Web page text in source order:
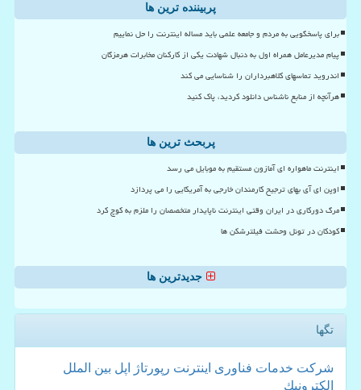
پربیننده ترین ها
برای پاسخگویی به مردم و جامعه علمی باید مساله اینترنت را حل نماییم
پیام مدیرعامل همراه اول به دنبال شهادت یکی از کارکنان مخابرات هرمزگان
اندروید تماسهای کلاهبرداران را شناسایی می کند
هرآنچه از منابع ناشناس دانلود کردید، پاک کنید
پربحث ترین ها
اینترنت ماهواره ای آمازون مستقیم به موبایل می رسد
اوپن ای آی بهای ترجیح کارمندان خارجی به آمریکایی را می پردازد
مرگ دورکاری در ایران وقتی اینترنت ناپایدار متخصصان را ملزم به کوچ کرد
کودکان در تونل وحشت فیلترشکن ها
جدیدترین ها
تگها
شركت خدمات فناوری اینترنت رپورتاژ اپل بین الملل
الكترونیك